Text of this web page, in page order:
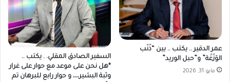
عمر الدقير .. يكتب .. بين “ذَنَب
الوَزَغَة” و”حبل الوريد”
مايو 31, 2026
السفير الصادق المقلي. . يكتب ..
*هل نحن على موعد مع حوار على غرار
وثبة البشير،،، و حوار رابع للبرهان تم